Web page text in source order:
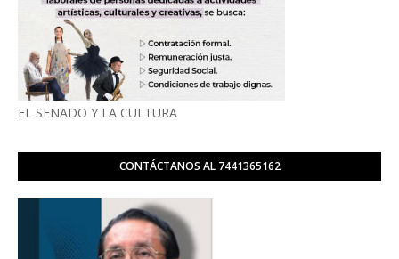
EL SENADO Y LA CULTURA
CONTÁCTANOS AL 7441365162